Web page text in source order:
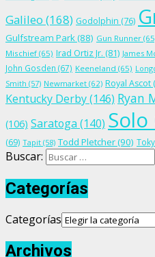
Galileo (168) Godolphin (76)
Gulfstream Park(88) Gun Runner
Mischief (65) Irad Ortiz Jr. (81) James
John Gosden (67) Keeneland (65)
Smith (57) Newmarket (62) Royal Ascot
Kentucky Derby(146) Ryan
(106) Saratoga (140) Solo
(69) Tapit (58) Todd Pletcher(90)
Buscar:
Categorías
Categorías
Archivos